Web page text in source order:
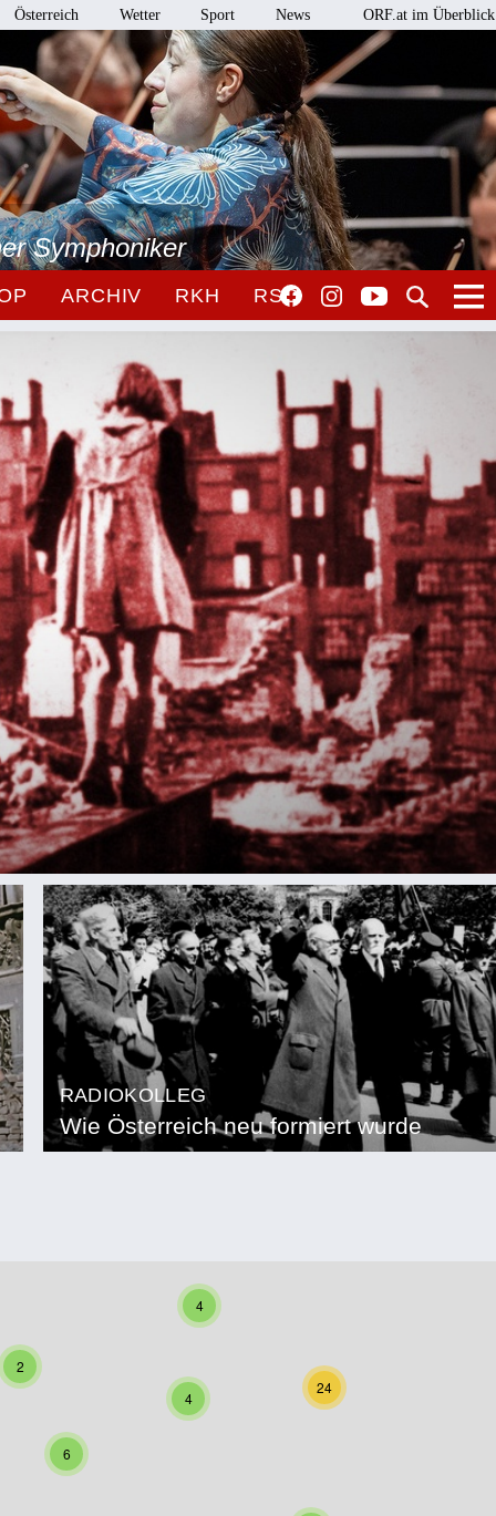
Österreich Wetter Sport News ORF.at im Überblick
Symphoniker
ARCHIV RKH RSO
RADIOKOLLEG
Wie Österreich neu formiert wurde
4
2
4
24
6